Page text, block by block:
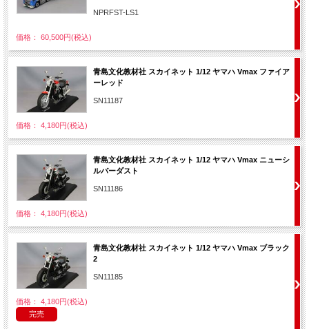
NPRFST-LS1
価格： 60,500円(税込)
青島文化教材社 スカイネット 1/12 ヤマハ Vmax ファイア
ーレッド
SN11187
価格： 4,180円(税込)
青島文化教材社 スカイネット 1/12 ヤマハ Vmax ニューシ
ルバーダスト
SN11186
価格： 4,180円(税込)
青島文化教材社 スカイネット 1/12 ヤマハ Vmax ブラック
2
SN11185
価格： 4,180円(税込)
完売